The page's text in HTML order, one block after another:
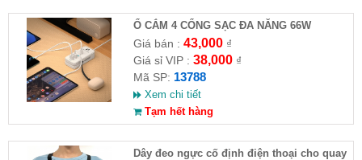
Ổ CẮM 4 CỔNG SẠC ĐA NĂNG 66W
Giá bán : 43,000₫
Giá sỉ VIP : 38,000₫
Mã SP: 13788
Xem chi tiết
Tạm hết hàng
Dây đeo ngực cố định điện thoại cho quay